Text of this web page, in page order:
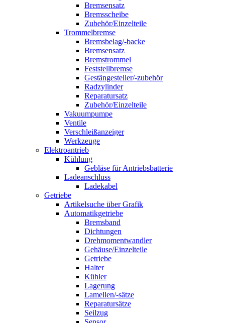
Bremsensatz
Bremsscheibe
Zubehör/Einzelteile
Trommelbremse
Bremsbelag/-backe
Bremsensatz
Bremstrommel
Feststellbremse
Gestängesteller/-zubehör
Radzylinder
Reparatursatz
Zubehör/Einzelteile
Vakuumpumpe
Ventile
Verschleißanzeiger
Werkzeuge
Elektroantrieb
Kühlung
Gebläse für Antriebsbatterie
Ladeanschluss
Ladekabel
Getriebe
Artikelsuche über Grafik
Automatikgetriebe
Bremsband
Dichtungen
Drehmomentwandler
Gehäuse/Einzelteile
Getriebe
Halter
Kühler
Lagerung
Lamellen/-sätze
Reparatursätze
Seilzug